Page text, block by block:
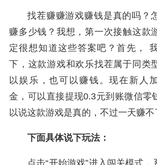
找茬赚赚游戏赚钱是真的吗？
赚多少钱？我想，第一次接触这款
定很想知道这些答案吧？首先，
下，这款游戏和欢乐找茬属于同类
以娱乐，也可以赚钱。现在新人
金，可以直接提现0.3元到账微信零
以说这款游戏是真的，不过一天赚不
下面具体说下玩法：
点击“开始游戏”进入闯关模式